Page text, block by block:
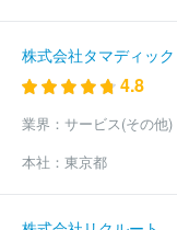
株式会社タマディック
4.8
業界： サービス(その他)
本社： 東京都